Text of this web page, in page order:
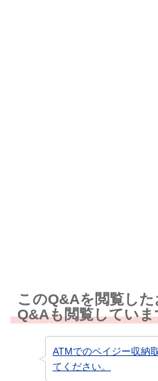
このQ&Aを閲覧し
Q&Aも閲覧していま
ATMでのペイジー収納
てください。